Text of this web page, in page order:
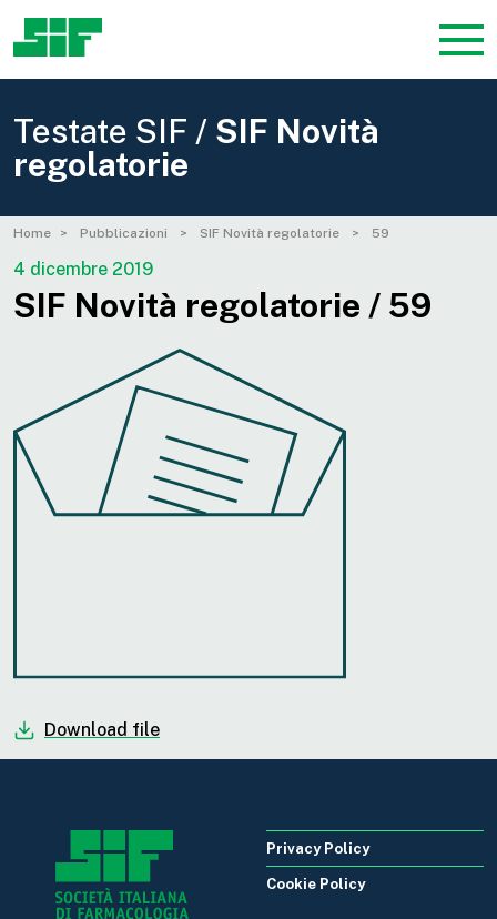
Testate SIF / SIF Novità
regolatorie
Home Pubblicazioni SIF Novità regolatorie 59
4 dicembre 2019
SIF Novità regolatorie / 59
Download file
Privacy Policy
Cookie Policy